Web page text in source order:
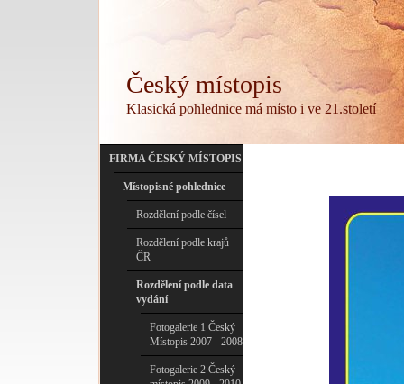
Český místopis
Klasická pohlednice má místo i ve 21.století
FIRMA ČESKÝ MÍSTOPIS
Místopisné pohlednice
Rozdělení podle čísel
Rozdělení podle krajů
ČR
Rozdělení podle data
vydání
Fotogalerie 1 Český
Místopis 2007 - 2008
Fotogalerie 2 Český